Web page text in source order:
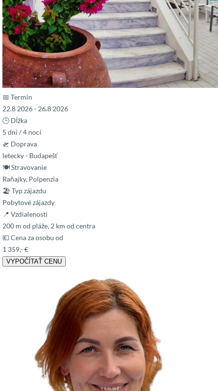
📅 Termín
22.8 2026 - 26.8 2026
🕒 Dĺžka
5 dní / 4 nocí
🛫 Doprava
letecky - Budapešť
🍽 Stravovanie
Raňajky, Polpenzia
🏖 Typ zájazdu
Pobytové zájazdy
📍 Vzdialenosti
200 m od pláže, 2 km od centra
💶 Cena za osobu od
1 359,- €
VYPOČÍTAŤ CENU